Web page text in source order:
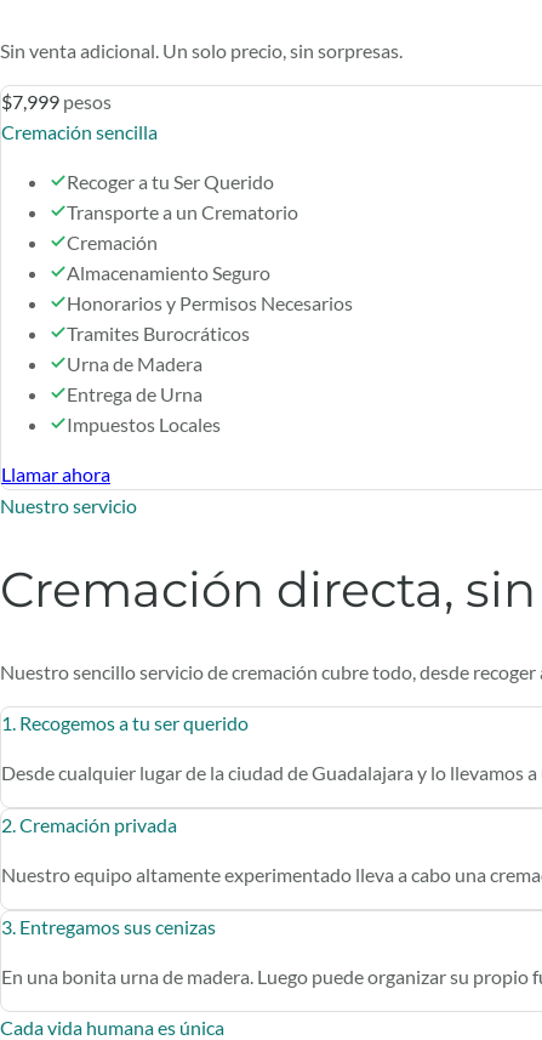
Sin venta adicional. Un solo precio, sin sorpresas.
$7,999 pesos
Cremación sencilla
Recoger a tu Ser Querido
Transporte a un Crematorio
Cremación
Almacenamiento Seguro
Honorarios y Permisos Necesarios
Tramites Burocráticos
Urna de Madera
Entrega de Urna
Impuestos Locales
Llamar ahora
Nuestro servicio
Cremación directa,
Nuestro sencillo servicio de cremación cubre todo, desde
1. Recogemos a tu ser querido
Desde cualquier lugar de la ciudad de Guadalajara y lo
2. Cremación privada
Nuestro equipo altamente experimentado lleva a cabo una
3. Entregamos sus cenizas
En una bonita urna de madera. Luego puede organizar su propio
Cada vida humana es única